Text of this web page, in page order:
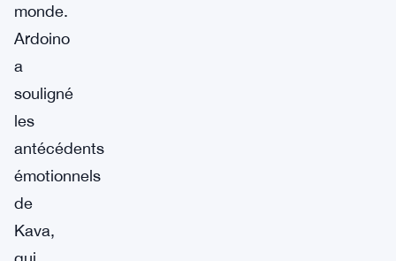
monde.
Ardoino
a
souligné
les
antécédents
émotionnels
de
Kava,